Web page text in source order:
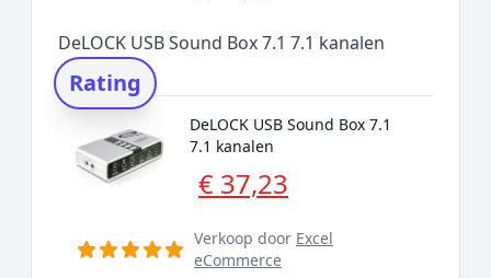
DeLOCK USB Sound Box 7.1 7.1 kanalen
Rating
DeLOCK USB Sound Box 7.1
7.1 kanalen
€ 37,23
Verkoop door Excel
eCommerce